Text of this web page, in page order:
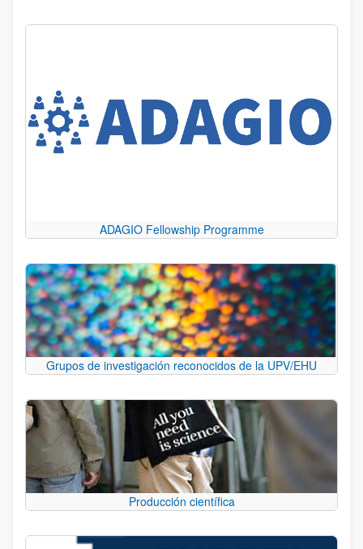
ADAGIO Fellowship Programme
Grupos de investigación reconocidos de la UPV/EHU
Producción científica